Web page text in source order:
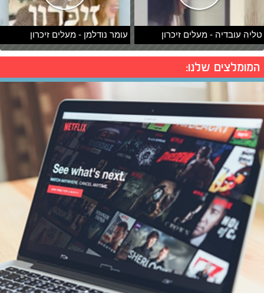
טליה עובדיה - מעלים זיכרון עומר נודלמן - מעלים זיכרון
המומלצים שלנו: